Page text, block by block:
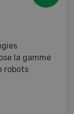
la gamme
robots